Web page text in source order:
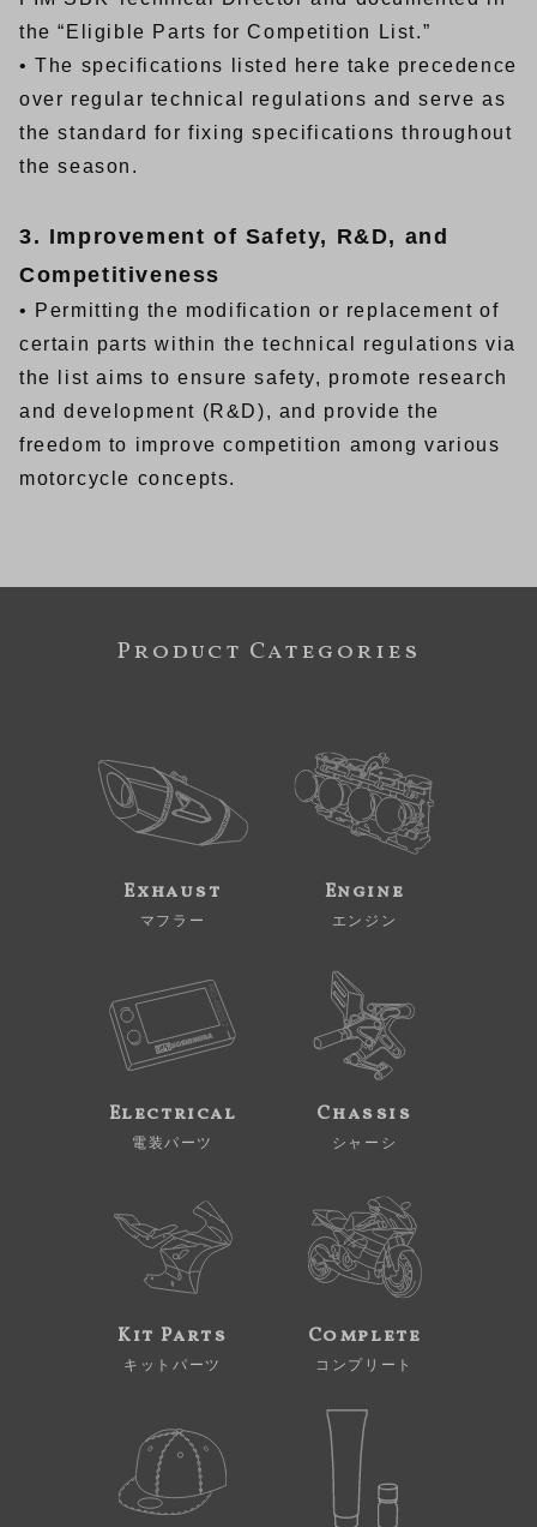
the “Eligible Parts for Competition List.”
• The specifications listed here take precedence
over regular technical regulations and serve as
the standard for fixing specifications throughout
the season.
3. Improvement of Safety, R&D, and
Competitiveness
• Permitting the modification or replacement of
certain parts within the technical regulations via
the list aims to ensure safety, promote research
and development (R&D), and provide the
freedom to improve competition among various
motorcycle concepts.
Product Categories
Exhaust
マフラー
Engine
エンジン
Electrical
電装パーツ
Chassis
シャーシ
Kit Parts
キットパーツ
Complete
コンプリート